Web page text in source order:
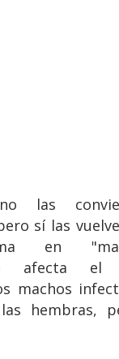
las
sí las
en
afecta
machos
hembras,